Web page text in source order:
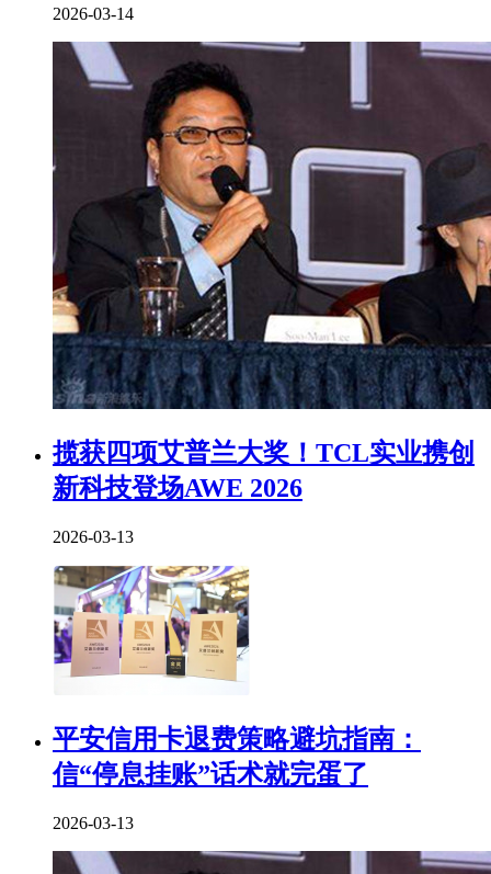
2026-03-14
揽获四项艾普兰大奖！TCL实业携创
新科技登场AWE 2026
2026-03-13
平安信用卡退费策略避坑指南：
信“停息挂账”话术就完蛋了
2026-03-13